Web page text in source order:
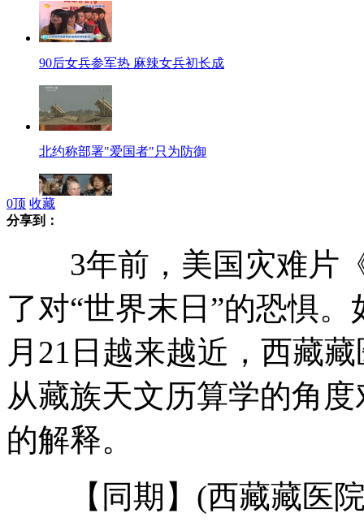
90后女兵参军热 麻辣女兵初长成
北约称部署"爱国者"只为防御
美国共和党和保守派对控枪"三缄其口"
安倍与奥巴马今晨通话
收购速生鸡的六和集团平度公司停业接受检查
0顶 收藏
分享到：
3年前，美国灾难片《
了对“世界末日”的恐惧
月21日越来越近，西藏
从藏族天文历算学的角
的解释。
【同期】(西藏藏医院